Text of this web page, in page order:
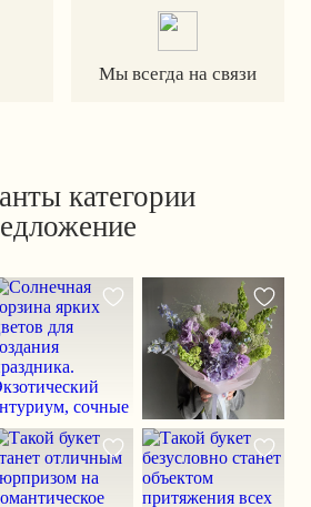
Мы всегда на связи
категории